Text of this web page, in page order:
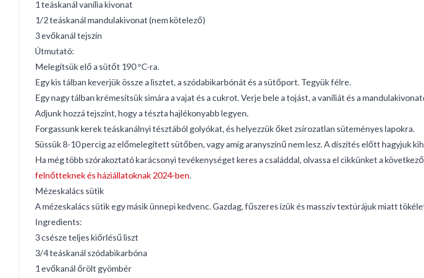
1 teáskanál vanília kivonat
1/2 teáskanál mandulakivonat (nem kötelező)
3 evőkanál tejszín
Útmutató:
Melegítsük elő a sütőt 190 °C-ra.
Egy kis tálban keverjük össze a lisztet, a szódabikarbónát és a sütőport. Tegyük félre.
Egy nagy tálban krémesítsük simára a vajat és a cukrot. Verje bele a tojást, a vaníliát és a
Adjunk hozzá tejszínt, hogy a tészta hajlékonyabb legyen.
Forgassunk kerek teáskanálnyi tésztából golyókat, és helyezzük őket zsírozatlan süteményes lapokra.
Süssük 8-10 percig az előmelegített sütőben, vagy amíg aranyszínű nem lesz. A díszítés előtt hagyjuk
Ha még több szórakoztató karácsonyi tevékenységet keres a családdal, olvassa el cikkünket a
felnőtteknek és háziállatoknak 2024-ben.
Mézeskalács sütik
A mézeskalács sütik egy másik ünnepi kedvenc. Gazdag, fűszeres ízük és masszív textúrájuk miatt
Ingredients:
3 csésze teljes kiőrlésű liszt
3/4 teáskanál szódabikarbóna
1 evőkanál őrölt gyömbér